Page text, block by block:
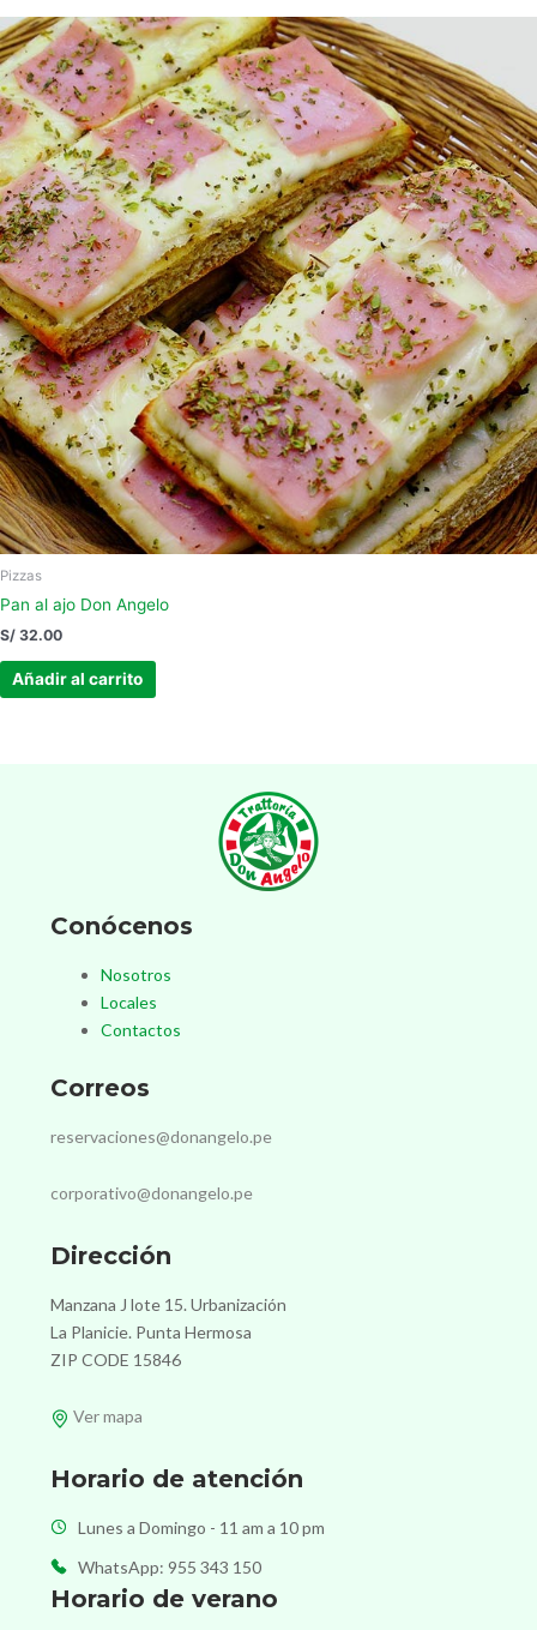
Pizzas
Pan al ajo Don Angelo
S/ 32.00
Añadir al carrito
Conócenos
Nosotros
Locales
Contactos
Correos
reservaciones@donangelo.pe
corporativo@donangelo.pe
Dirección
Manzana J lote 15. Urbanización
La Planicie. Punta Hermosa
ZIP CODE 15846
Ver mapa
Horario de atención
Lunes a Domingo - 11 am a 10 pm
WhatsApp: 955 343 150
Horario de verano